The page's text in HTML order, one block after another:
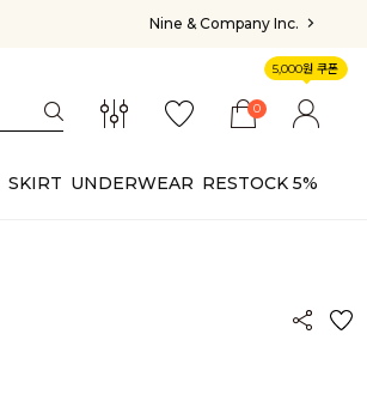
Nine & Company Inc.
0
5,000원 쿠폰
SKIRT UNDERWEAR RESTOCK 5%